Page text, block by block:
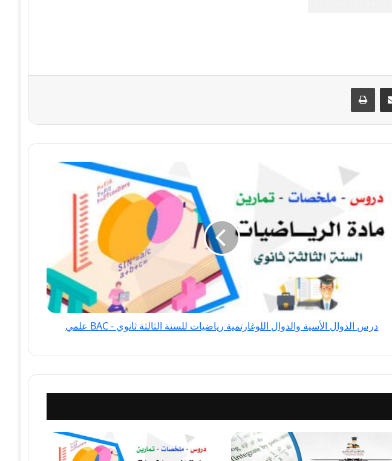
مشاركة عبر البريد طباعة
درس الدوال
والدوال
للسنة
الثالثة
درس الدوال الأسية والدوال اللوغارتمية رياضيات للسنة الثالثة ثانوي - BAC علمي